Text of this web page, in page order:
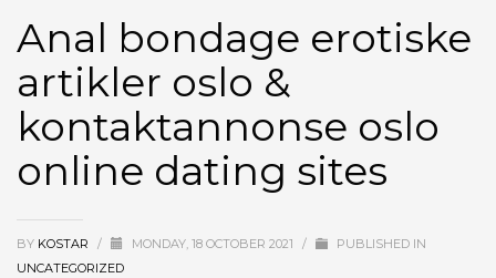
Anal bondage erotiske
artikler oslo &
kontaktannonse oslo
online dating sites
BY KOSTAR / MONDAY, 18 OCTOBER 2021 /
PUBLISHED IN
UNCATEGORIZED